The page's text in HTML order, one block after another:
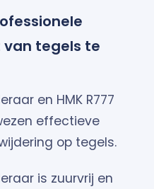
tegels te
en HMK R777
effectieve
op tegels.
is zuurvrij en